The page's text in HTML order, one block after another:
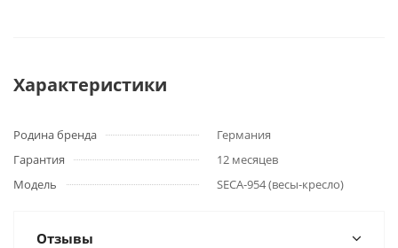
Характеристики
Родина бренда
Германия
Гарантия
12 месяцев
Модель
SECA-954 (весы-кресло)
Отзывы